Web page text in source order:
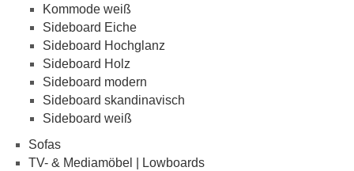
Kommode weiß
Sideboard Eiche
Sideboard Hochglanz
Sideboard Holz
Sideboard modern
Sideboard skandinavisch
Sideboard weiß
Sofas
TV- & Mediamöbel | Lowboards